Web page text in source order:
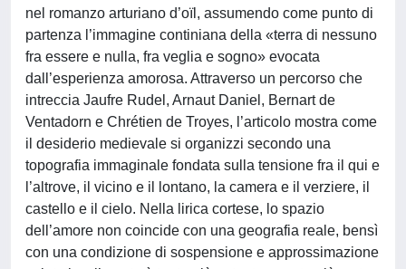
nel romanzo arturiano d’oïl, assumendo come punto di
partenza l’immagine continiana della «terra di nessuno
fra essere e nulla, fra veglia e sogno» evocata
dall’esperienza amorosa. Attraverso un percorso che
intreccia Jaufre Rudel, Arnaut Daniel, Bernart de
Ventadorn e Chrétien de Troyes, l’articolo mostra come
il desiderio medievale si organizzi secondo una
topografia immaginale fondata sulla tensione fra il qui e
l’altrove, il vicino e il lontano, la camera e il verziere, il
castello e il cielo. Nella lirica cortese, lo spazio
dell’amore non coincide con una geografia reale, bensì
con una condizione di sospensione e approssimazione